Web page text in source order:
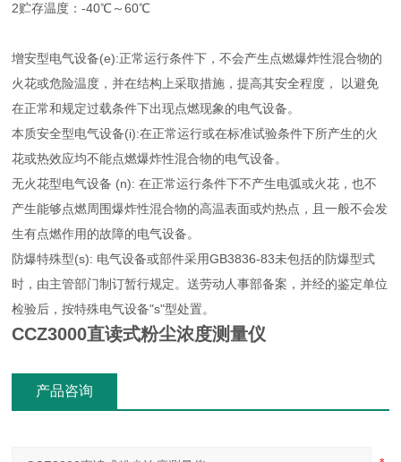
2贮存温度：-40℃～60℃
增安型电气设备(e):正常运行条件下，不会产生点燃爆炸性混合物的
火花或危险温度，并在结构上采取措施，提高其安全程度， 以避免
在正常和规定过载条件下出现点燃现象的电气设备。
本质安全型电气设备(i):在正常运行或在标准试验条件下所产生的火
花或热效应均不能点燃爆炸性混合物的电气设备。
无火花型电气设备 (n): 在正常运行条件下不产生电弧或火花，也不
产生能够点燃周围爆炸性混合物的高温表面或灼热点，且一般不会发
生有点燃作用的故障的电气设备。
防爆特殊型(s): 电气设备或部件采用GB3836-83未包括的防爆型式
时，由主管部门制订暂行规定。送劳动人事部备案，并经的鉴定单位
检验后，按特殊电气设备"s"型处置。
CCZ3000直读式粉尘浓度测量仪
产品咨询